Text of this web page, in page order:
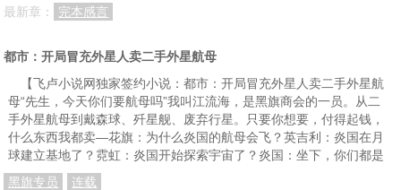
最新章：
完本感言
都市：开局冒充外星人卖二手外星航母
【飞卢小说网独家签约小说：都市：开局冒充外星人卖二手外星航
母“先生，今天你们要航母吗”我叫江流海，是黑旗商会的一员。从二
手外星航母到戴森球、歼星舰、废弃行星。只要你想要，付得起钱，
什么东西我都卖—花旗：为什么炎国的航母会飞？英吉利：炎国在月
球建立基地了？霓虹：炎国开始探索宇宙了？炎国：坐下，你们都是
黑旗专员
连载